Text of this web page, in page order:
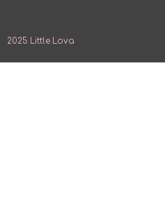
2025 Little Lova